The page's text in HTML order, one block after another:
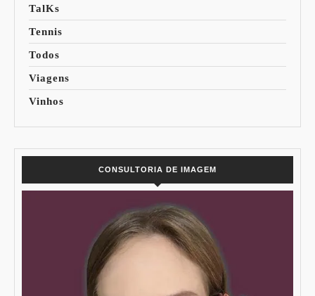
TalKs
Tennis
Todos
Viagens
Vinhos
CONSULTORIA DE IMAGEM